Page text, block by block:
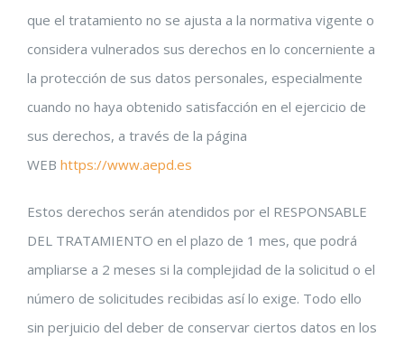
que el tratamiento no se ajusta a la normativa vigente o
considera vulnerados sus derechos en lo concerniente a
la protección de sus datos personales, especialmente
cuando no haya obtenido satisfacción en el ejercicio de
sus derechos, a través de la página
WEB https://www.aepd.es
Estos derechos serán atendidos por el RESPONSABLE
DEL TRATAMIENTO en el plazo de 1 mes, que podrá
ampliarse a 2 meses si la complejidad de la solicitud o el
número de solicitudes recibidas así lo exige. Todo ello
sin perjuicio del deber de conservar ciertos datos en los